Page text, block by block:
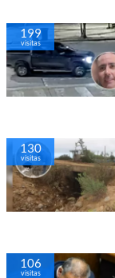
199
visitas
130
visitas
106
visitas